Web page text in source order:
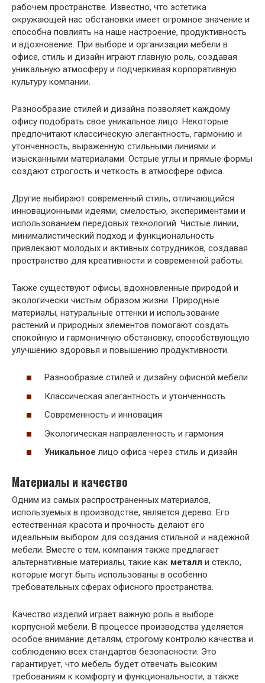
рабочем пространстве. Известно, что эстетика
окружающей нас обстановки имеет огромное значение и
способна повлиять на наше настроение, продуктивность
и вдохновение. При выборе и организации мебели в
офисе, стиль и дизайн играют главную роль, создавая
уникальную атмосферу и подчеркивая корпоративную
культуру компании.
Разнообразие стилей и дизайна позволяет каждому
офису подобрать свое уникальное лицо. Некоторые
предпочитают классическую элегантность, гармонию и
утонченность, выраженную стильными линиями и
изысканными материалами. Острые углы и прямые формы
создают строгость и четкость в атмосфере офиса.
Другие выбирают современный стиль, отличающийся
инновационными идеями, смелостью, экспериментами и
использованием передовых технологий. Чистые линии,
минималистический подход и функциональность
привлекают молодых и активных сотрудников, создавая
пространство для креативности и современной работы.
Также существуют офисы, вдохновленные природой и
экологически чистым образом жизни. Природные
материалы, натуральные оттенки и использование
растений и природных элементов помогают создать
спокойную и гармоничную обстановку, способствующую
улучшению здоровья и повышению продуктивности.
Разнообразие стилей и дизайну офисной мебели
Классическая элегантность и утонченность
Современность и инновация
Экологическая направленность и гармония
Уникальное лицо офиса через стиль и дизайн
Материалы и качество
Одним из самых распространенных материалов,
используемых в производстве, является дерево. Его
естественная красота и прочность делают его
идеальным выбором для создания стильной и надежной
мебели. Вместе с тем, компания также предлагает
альтернативные материалы, такие как металл и стекло,
которые могут быть использованы в особенно
требовательных сферах офисного пространства.
Качество изделий играет важную роль в выборе
корпусной мебели. В процессе производства уделяется
особое внимание деталям, строгому контролю качества и
соблюдению всех стандартов безопасности. Это
гарантирует, что мебель будет отвечать высоким
требованиям к комфорту и функциональности, а также